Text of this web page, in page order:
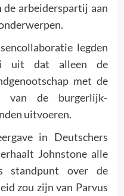
arbeiderspartij aan
legden
uit dat alleen de
met de
van de burgerlijk-
uitvoeren.
in Deutschers
Johnstone alle
standpunt over de
zou zijn van Parvus